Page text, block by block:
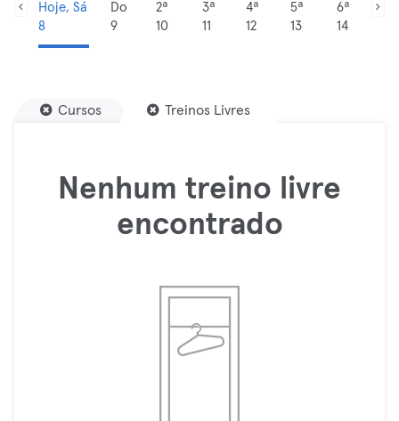
Hoje, Sá
8
Do
9
2ª
10
3ª
11
4ª
12
5ª
13
6ª
14
Cursos Treinos Livres
Nenhum treino livre
encontrado